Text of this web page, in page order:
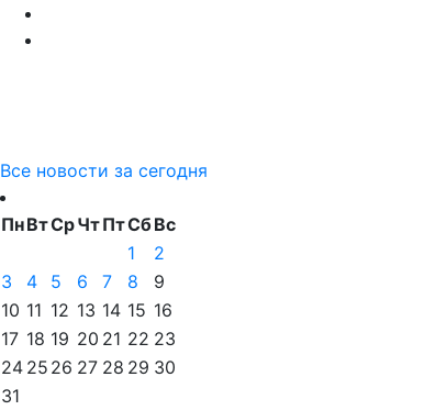
Все новости за сегодня
ПнВтСрЧтПтСбВс
1
2
3
4 5 6 7 8
9
10 11 12 13 14 15 16
17 18 19 20 21 22 23
24 25 26 27 28 29 30
31